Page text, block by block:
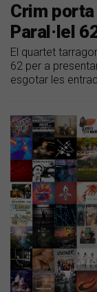
Crim
Paral·lel
El quartet
62 per a
esgotar les